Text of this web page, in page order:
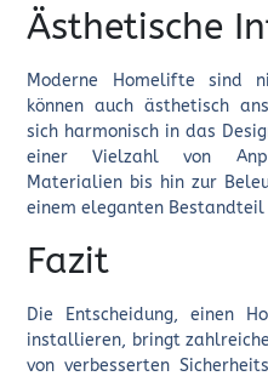
Ästhetische
Moderne Homelifte sind
können auch ästhetisch
sich harmonisch in das
einer Vielzahl von
Materialien bis hin zur
einem eleganten Bestandteil
Fazit
Die Entscheidung, einen
installieren, bringt
von verbesserten